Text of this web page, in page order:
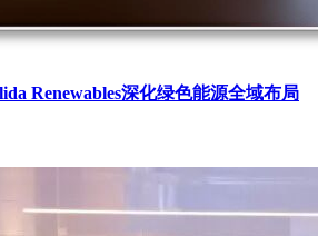
Renewables深化绿色能源全域布局